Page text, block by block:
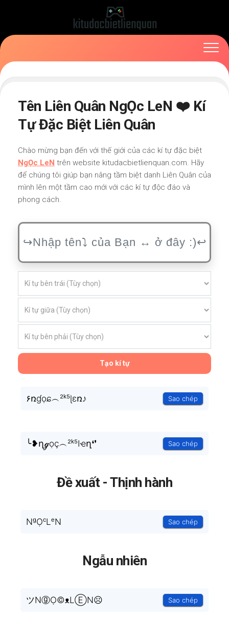
Tên Liên Quân NgỌc LeN ❤️ Kí
Tự Đặc Biệt Liên Quân
Chào mừng bạn đến với thế giới của các kí tự đặc biệt
NgỌc LeN trên website kitudacbietlienquan.com. Hãy
để chúng tôi giúp bạn nâng tầm biệt danh Liên Quân của
mình lên một tầm cao mới với các kí tự độc đáo và
phong cách.
Tạo kí tự
۶ռɠọɕ︵²ᵏ⁵ɭεռ♪ Sao chép
╰❥ղℊọç︵²ᵏ⁵Ӏҽղ❛❜ Sao chép
Đề xuất - Thịnh hành
NᵍỌᶜLᵉN Sao chép
Ngẫu nhiên
ツNⓖỌ©ᴥLⒺN☹ Sao chép